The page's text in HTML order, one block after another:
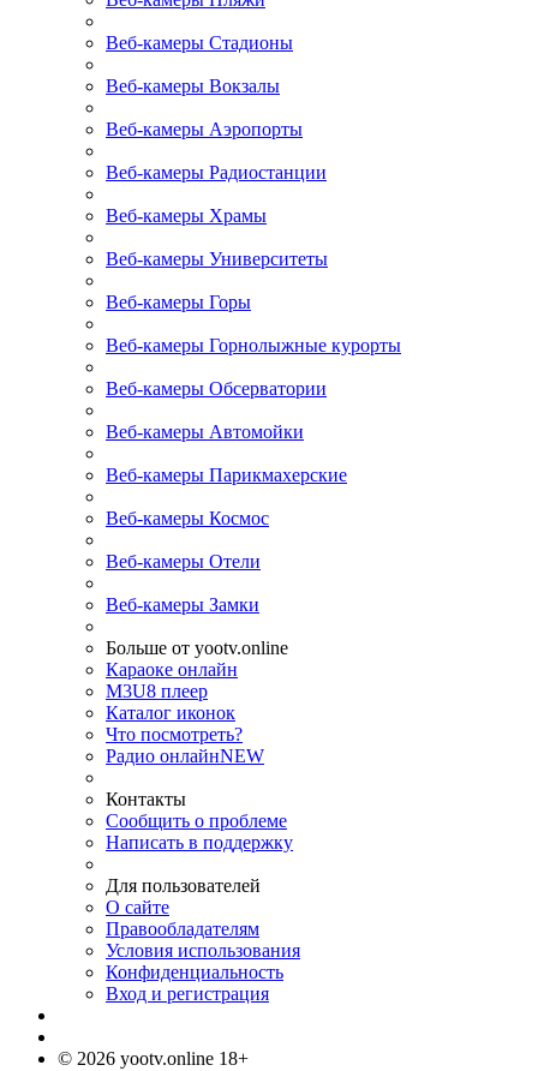
Веб-камеры Стадионы
Веб-камеры Вокзалы
Веб-камеры Аэропорты
Веб-камеры Радиостанции
Веб-камеры Храмы
Веб-камеры Университеты
Веб-камеры Горы
Веб-камеры Горнолыжные курорты
Веб-камеры Обсерватории
Веб-камеры Автомойки
Веб-камеры Парикмахерские
Веб-камеры Космос
Веб-камеры Отели
Веб-камеры Замки
Больше от yootv.online
Караоке онлайн
M3U8 плеер
Каталог иконок
Что посмотреть?
Радио онлайнNEW
Контакты
Сообщить о проблеме
Написать в поддержку
Для пользователей
О сайте
Правообладателям
Условия использования
Конфиденциальность
Вход и регистрация
© 2026 yootv.online 18+